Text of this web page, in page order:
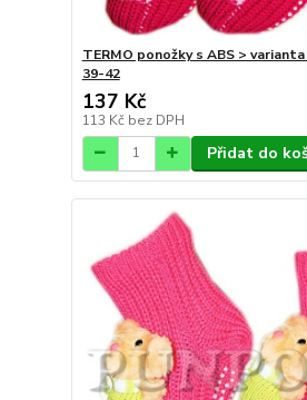
TERMO ponožky s ABS > varianta
39-42
137 Kč
113 Kč bez DPH
Přidat do